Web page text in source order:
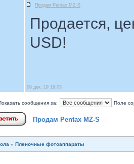
Продам Pentax MZ-S
Продается,
USD!
06 дек, 19 19:03
сообщения за: Поле
Продам Pentax MZ-S
» Пленочные фотоаппараты